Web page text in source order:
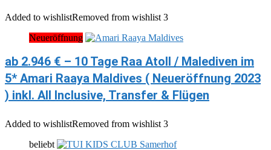
Added to wishlistRemoved from wishlist 3
Neueröffnung
ab 2.946 € – 10 Tage Raa Atoll / Malediven im
5* Amari Raaya Maldives ( Neueröffnung 2023
) inkl. All Inclusive, Transfer & Flügen
Added to wishlistRemoved from wishlist 3
beliebt